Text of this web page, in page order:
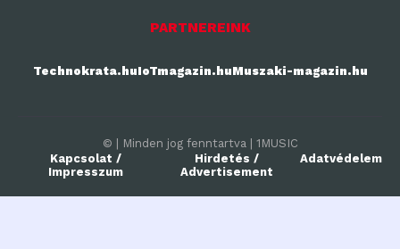
PARTNEREINK
Technokrata.huIoTmagazin.huMuszaki-magazin.hu
© | Minden jog fenntartva | 1MUSIC
Kapcsolat /
Impresszum
Hirdetés /
Advertisement
Adatvédelem